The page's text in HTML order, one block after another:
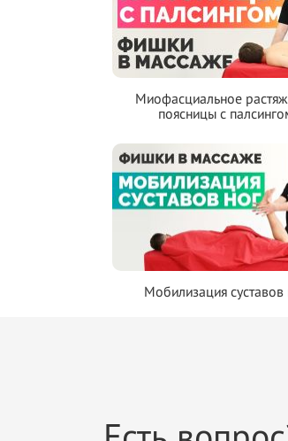
Миофасциальное
поясницы с
Мобилизация суставов